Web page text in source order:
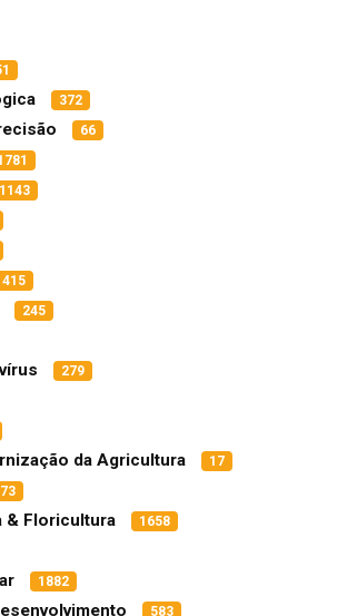
372
66
1143
415
245
279
da Agricultura 17
73
& Floricultura 1658
1882
583